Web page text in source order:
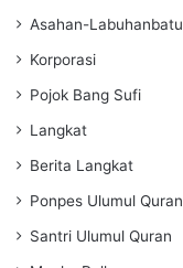
Asahan-Labuhanbatu
Korporasi
Pojok Bang Sufi
Langkat
Berita Langkat
Ponpes Ulumul Quran
Santri Ulumul Quran